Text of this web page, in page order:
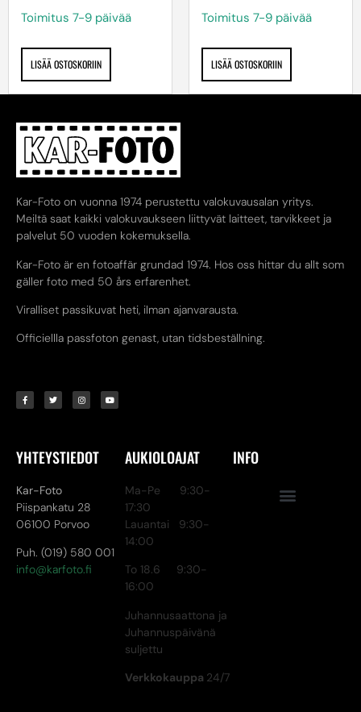
Toimitus 7-9 päivää
LISÄÄ OSTOSKORIIN
Toimitus 7-9 päivää
LISÄÄ OSTOSKORIIN
Kar-Foto on vuonna 1974 perustettu valokuvausalan yritys.
Meiltä saat kaikki valokuvaukseen liittyvät laitteet, tarvikkeet ja
palvelut 50 vuoden kokemuksella.
Kar-Foto är en fotoaffär grundad 1974. Hos oss hittar du allt som
gäller foto med 50 års erfarenhet.
Viralliset passikuvat heti, ilman ajanvarausta.
Officiellla passfoton genast, utan tidsbeställning.
YHTEYSTIEDOT
Kar-Foto
Piispankatu 28
06100 Porvoo
Puh. (019) 580 001
info@karfoto.fi
AUKIOLOAJAT
Ma-Pe 9:30-
17:30
Lauantai 9:30-
14:00
To 18.6 9:30-
16:00
Juhannusaattona ja
Juhannuspäivänä
suljettu
Verkkokauppa 24/7
INFO